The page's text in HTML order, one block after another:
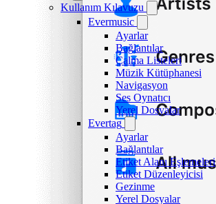
Kullanım Kılavuzu
Evermusic
Ayarlar
Bağlantılar
Çalma Listeleri
Müzik Kütüphanesi
Navigasyon
Ses Oynatıcı
Yerel Dosyalar
Evertag
Ayarlar
Bağlantılar
Etiket Alanı Eşlemeleri
Etiket Düzenleyicisi
Gezinme
Yerel Dosyalar